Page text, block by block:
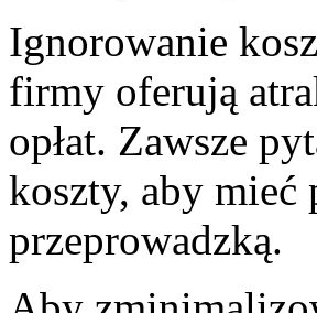
Ignorowanie
firmy oferują
opłat. Zawsze
koszty, aby mieć
przeprowadzką.